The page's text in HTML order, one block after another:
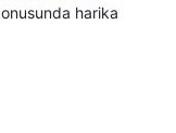
harika